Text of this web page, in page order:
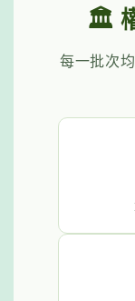
🏛️
每一批次